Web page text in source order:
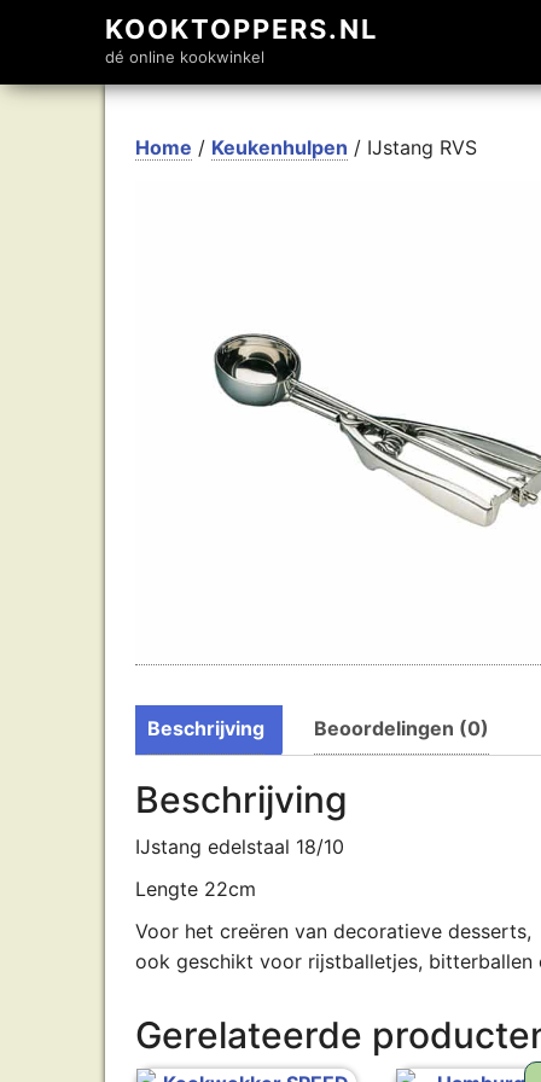
KOOKTOPPERS.NL
dé online kookwinkel
Home / Keukenhulpen / IJstang RVS
Beschrijving Beoordelingen (0)
Beschrijving
IJstang edelstaal 18/10
Lengte 22cm
Voor het creëren van decoratieve desserts,
ook geschikt voor rijstballetjes, bitterballen
Gerelateerde